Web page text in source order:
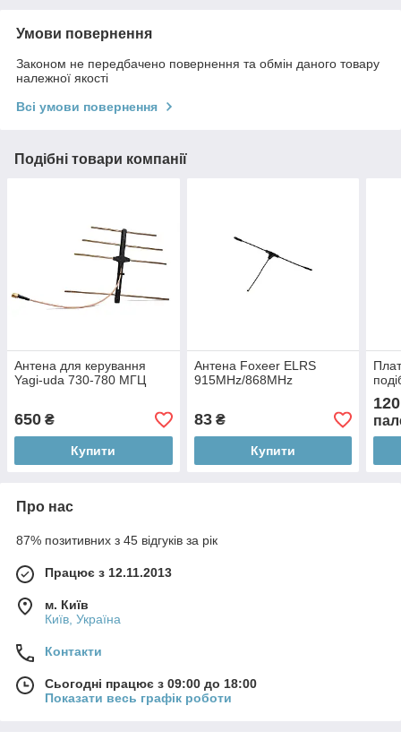
Умови повернення
Законом не передбачено повернення та обмін даного товару
належної якості
Всі умови повернення
Подібні товари компанії
Антена для керування
Yagi-uda 730-780 МГЦ
650 ₴
Купити
Антена Foxeer ELRS
915MHz/868MHz
83₴
Купити
120
Про нас
87% позитивних з 45 відгуків за рік
Працює з 12.11.2013
м. Київ
Київ, Україна
Контакти
Сьогодні працює з 09:00 до 18:00
Показати весь графік роботи